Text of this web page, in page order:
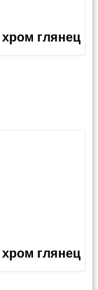
хром глянец
хром глянец